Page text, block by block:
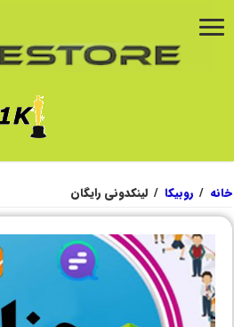
خانه / روبیکا / لینکدونی رایگان